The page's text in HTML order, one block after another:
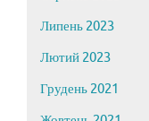
Липень 2023
Лютий 2023
Грудень 2021